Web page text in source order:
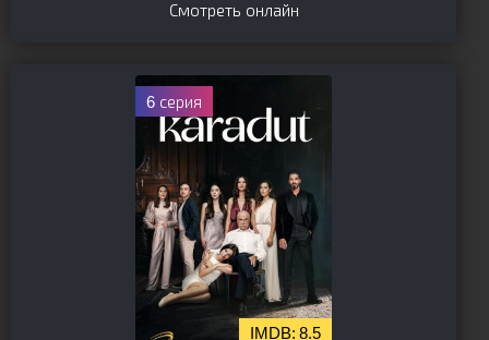
Смотреть онлайн
6 серия
8.5